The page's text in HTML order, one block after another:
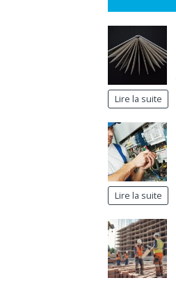
Lire la suite
Lire la suite